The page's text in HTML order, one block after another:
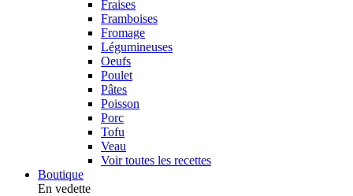
Fraises
Framboises
Fromage
Légumineuses
Oeufs
Poulet
Pâtes
Poisson
Porc
Tofu
Veau
Voir toutes les recettes
Boutique
En vedette